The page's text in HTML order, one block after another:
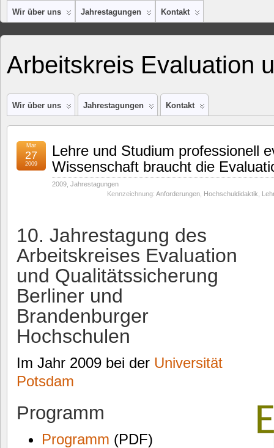
Wir über uns Jahrestagungen Kontakt
Arbeitskreis Evaluation
Wir über uns Jahrestagungen Kontakt
Lehre und Studium professionell
Wissenschaft braucht die
2009 Jahrestagungen
Kennzeichnung: Anforderungen Hochschuldidaktik
Mar
27
2009
10. Jahrestagung des
Arbeitskreises Evaluation
und Qualitätssicherung
Berliner und
Brandenburger
Hochschulen
Im Jahr 2009 bei der Universität
Potsdam
Programm
Programm (PDF)